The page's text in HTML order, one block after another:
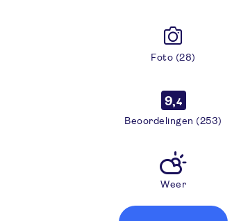
Foto (28)
9,4
Beoordelingen (253)
Weer